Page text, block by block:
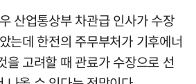
산업통상부 차관급 인사가 수장
는데 한전의 주무부처가 기후에너
을 고려할 때 관료가 수장으로 선